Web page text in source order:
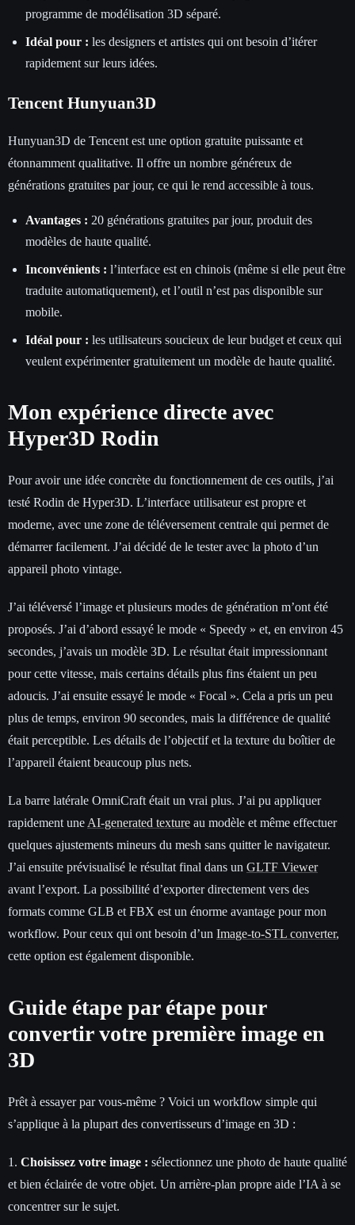
programme de modélisation 3D séparé.
Idéal pour : les designers et artistes qui ont besoin d’itérer
rapidement sur leurs idées.
Tencent Hunyuan3D
Hunyuan3D de Tencent est une option gratuite puissante et
étonnamment qualitative. Il offre un nombre généreux de
générations gratuites par jour, ce qui le rend accessible à tous.
Avantages : 20 générations gratuites par jour, produit des
modèles de haute qualité.
Inconvénients : l’interface est en chinois (même si elle peut être
traduite automatiquement), et l’outil n’est pas disponible sur
mobile.
Idéal pour : les utilisateurs soucieux de leur budget et ceux qui
veulent expérimenter gratuitement un modèle de haute qualité.
Mon expérience directe avec
Hyper3D Rodin
Pour avoir une idée concrète du fonctionnement de ces outils, j’ai
testé Rodin de Hyper3D. L’interface utilisateur est propre et
moderne, avec une zone de téléversement centrale qui permet de
démarrer facilement. J’ai décidé de le tester avec la photo d’un
appareil photo vintage.
J’ai téléversé l’image et plusieurs modes de génération m’ont été
proposés. J’ai d’abord essayé le mode « Speedy » et, en environ 45
secondes, j’avais un modèle 3D. Le résultat était impressionnant
pour cette vitesse, mais certains détails plus fins étaient un peu
adoucis. J’ai ensuite essayé le mode « Focal ». Cela a pris un peu
plus de temps, environ 90 secondes, mais la différence de qualité
était perceptible. Les détails de l’objectif et la texture du boîtier de
l’appareil étaient beaucoup plus nets.
La barre latérale OmniCraft était un vrai plus. J’ai pu appliquer
rapidement une AI-generated texture au modèle et même effectuer
quelques ajustements mineurs du mesh sans quitter le navigateur.
J’ai ensuite prévisualisé le résultat final dans un GLTF Viewer
avant l’export. La possibilité d’exporter directement vers des
formats comme GLB et FBX est un énorme avantage pour mon
workflow. Pour ceux qui ont besoin d’un Image-to-STL converter,
cette option est également disponible.
Guide étape par étape pour
convertir votre première image en
3D
Prêt à essayer par vous-même ? Voici un workflow simple qui
s’applique à la plupart des convertisseurs d’image en 3D :
1. Choisissez votre image : sélectionnez une photo de haute qualité
et bien éclairée de votre objet. Un arrière-plan propre aide l’IA à se
concentrer sur le sujet.